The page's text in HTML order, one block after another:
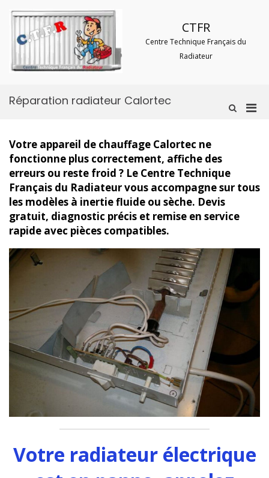
CTFR
Centre Technique Français du
Radiateur
Afficher
Réparation radiateur Calortec
Votre appareil de chauffage Calortec ne
fonctionne plus correctement, affiche des
erreurs ou reste froid ? Le Centre Technique
Français du Radiateur vous accompagne sur tous
les modèles à inertie fluide ou sèche. Devis
gratuit, diagnostic précis et remise en service
rapide avec pièces compatibles.
Votre radiateur électrique